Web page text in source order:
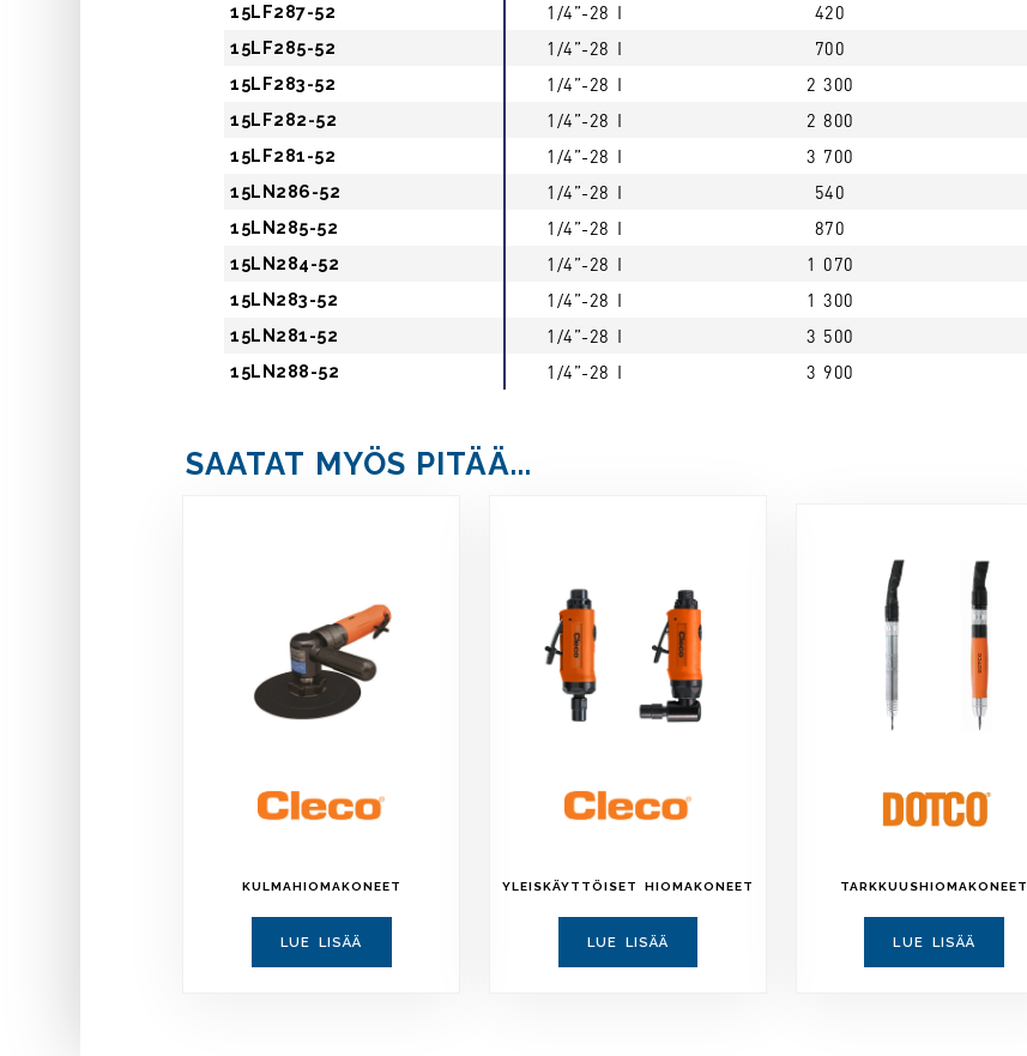
15LF287-52 1/4”-28 I 420
15LF285-52 1/4”-28 I 700
15LF283-52 1/4”-28 I 2 300
15LF282-52 1/4”-28 I 2 800
15LF281-52 1/4”-28 I 3 700
15LN286-52 1/4”-28 I 540
15LN285-52 1/4”-28 I 870
15LN284-52 1/4”-28 I 1 070
15LN283-52 1/4”-28 I 1 300
15LN281-52 1/4”-28 I 3 500
15LN288-52 1/4”-28 I 3 900
SAATAT MYÖS PITÄÄ...
KULMAHIOMAKONEET
LUE LISÄÄ
YLEISKÄYTTÖISET HIOMAKONEET
LUE LISÄÄ
TARKKUUSHIOMAKONEET
LUE LISÄÄ